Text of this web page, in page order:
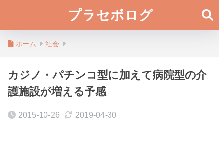
プラセボログ
ホーム 社会
カジノ・パチンコ型に加えて病院型の介
護施設が増える予感
2015-10-26 2019-04-30